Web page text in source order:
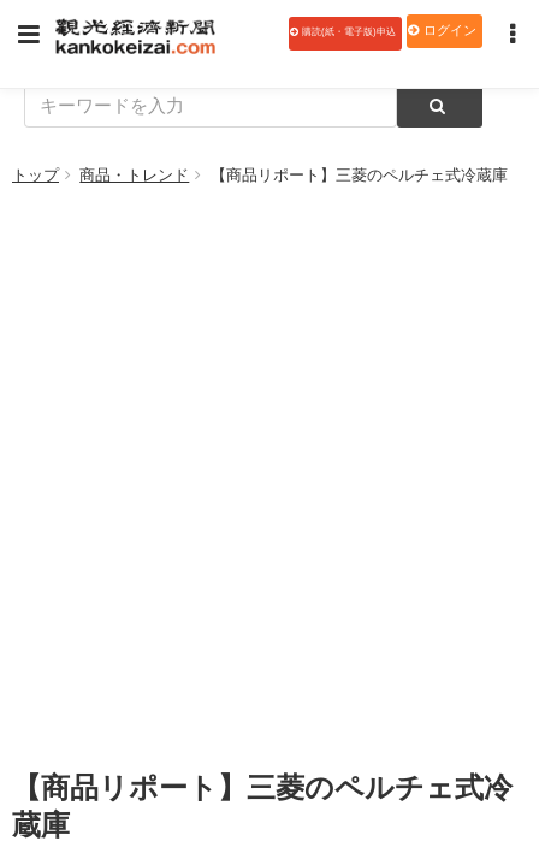
購読(紙・電子版)申込 ログイン
トップ 商品・トレンド 【商品リポート】三菱のペルチェ式冷蔵庫
【商品リポート】三菱のペルチェ式冷
蔵庫